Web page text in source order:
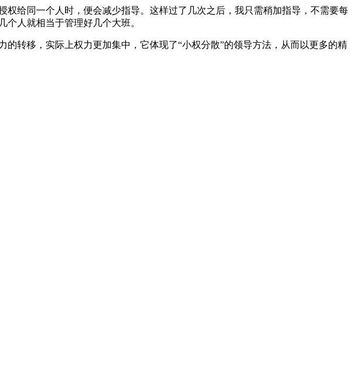
给同一个人时，便会减少指导。这样过了几次之后，我只需稍加指导，不需要每
人就相当于管理好几个大班。
转移，实际上权力更加集中，它体现了“小权分散”的领导方法，从而以更多的精